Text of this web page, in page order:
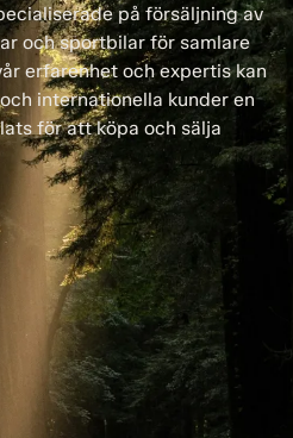
på försäljning av
och sportbilar för samlare
erfarenhet och expertis kan
internationella kunder en
för att köpa och sälja